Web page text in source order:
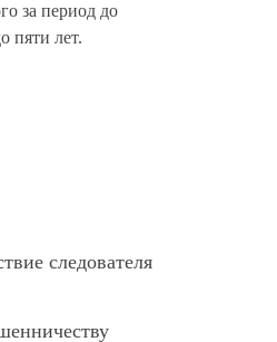
за период до
пяти лет.
следователя